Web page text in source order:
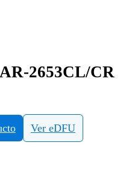
2653CL/CR
Ver eDFU